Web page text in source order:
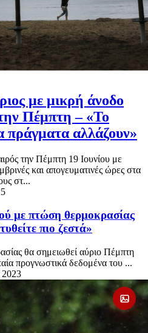
με μικρή άνοδο
Πέμπτη – «Το
πράγματα αλλάζουν»
την Πέμπτη 19 Ιουνίου με
και απογευματινές ώρες στα
στ...
με πτώση θερμοκρασίας
πιο ζεστά»
θα σημειωθεί αύριο Πέμπτη
προγνωστικά δεδομένα του ...
2023